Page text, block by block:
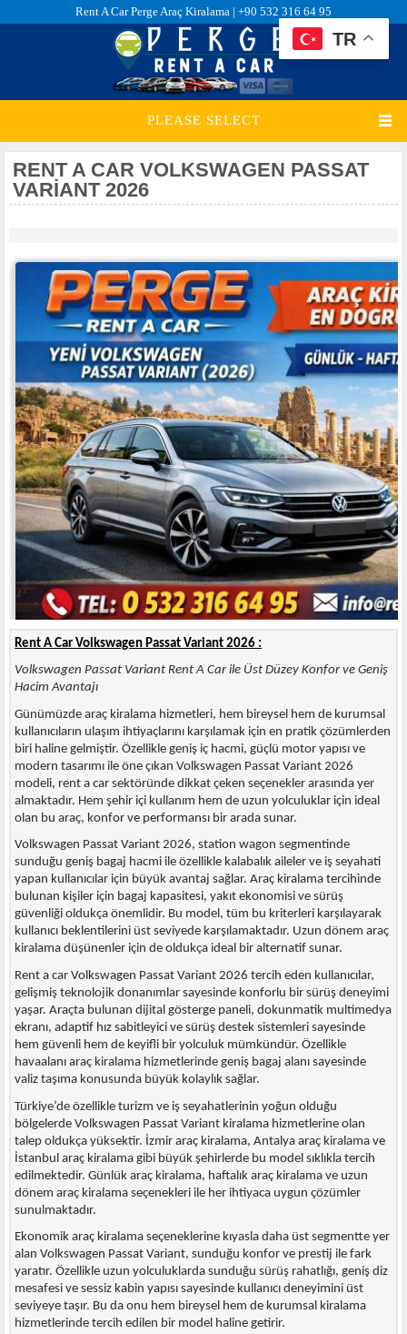
Rent A Car Perge Araç Kiralama | +90 532 316 64 95
PLEASE SELECT
RENT A CAR VOLKSWAGEN PASSAT
VARIANT 2026
Rent A Car Volkswagen Passat Variant 2026 :
Volkswagen Passat Variant Rent A Car ile Üst Düzey Konfor ve Geniş
Hacim Avantajı
Günümüzde araç kiralama hizmetleri, hem bireysel hem de kurumsal
kullanıcıların ulaşım ihtiyaçlarını karşılamak için en pratik çözümlerden
biri haline gelmiştir. Özellikle geniş iç hacmi, güçlü motor yapısı ve
modern tasarımı ile öne çıkan Volkswagen Passat Variant 2026
modeli, rent a car sektöründe dikkat çeken seçenekler arasında yer
almaktadır. Hem şehir içi kullanım hem de uzun yolculuklar için ideal
olan bu araç, konfor ve performansı bir arada sunar.
Volkswagen Passat Variant 2026, station wagon segmentinde
sunduğu geniş bagaj hacmi ile özellikle kalabalık aileler ve iş seyahati
yapan kullanıcılar için büyük avantaj sağlar. Araç kiralama tercihinde
bulunan kişiler için bagaj kapasitesi, yakıt ekonomisi ve sürüş
güvenliği oldukça önemlidir. Bu model, tüm bu kriterleri karşılayarak
kullanıcı beklentilerini üst seviyede karşılamaktadır. Uzun dönem araç
kiralama düşünenler için de oldukça ideal bir alternatif sunar.
Rent a car Volkswagen Passat Variant 2026 tercih eden kullanıcılar,
gelişmiş teknolojik donanımlar sayesinde konforlu bir sürüş deneyimi
yaşar. Araçta bulunan dijital gösterge paneli, dokunmatik multimedya
ekranı, adaptif hız sabitleyici ve sürüş destek sistemleri sayesinde
hem güvenli hem de keyifli bir yolculuk mümkündür. Özellikle
havaalanı araç kiralama hizmetlerinde geniş bagaj alanı sayesinde
valiz taşıma konusunda büyük kolaylık sağlar.
Türkiye’de özellikle turizm ve iş seyahatlerinin yoğun olduğu
bölgelerde Volkswagen Passat Variant kiralama hizmetlerine olan
talep oldukça yüksektir. İzmir araç kiralama, Antalya araç kiralama ve
İstanbul araç kiralama gibi büyük şehirlerde bu model sıklıkla tercih
edilmektedir. Günlük araç kiralama, haftalık araç kiralama ve uzun
dönem araç kiralama seçenekleri ile her ihtiyaca uygun çözümler
sunulmaktadır.
Ekonomik araç kiralama seçeneklerine kıyasla daha üst segmentte yer
alan Volkswagen Passat Variant, sunduğu konfor ve prestij ile fark
yaratır. Özellikle uzun yolculuklarda sunduğu sürüş rahatlığı, geniş diz
mesafesi ve sessiz kabin yapısı sayesinde kullanıcı deneyimini üst
seviyeye taşır. Bu da onu hem bireysel hem de kurumsal kiralama
hizmetlerinde tercih edilen bir model haline getirir.
TR